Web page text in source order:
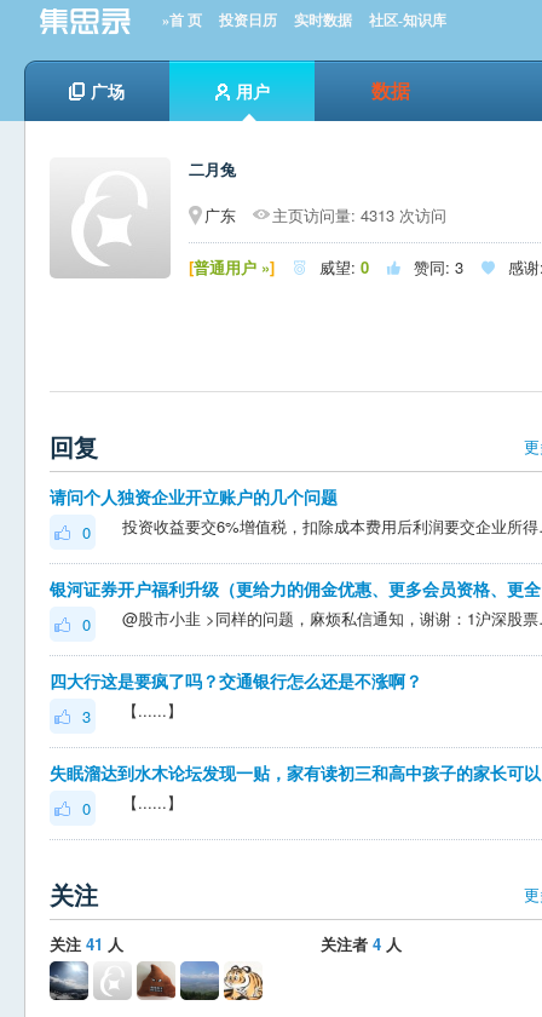
»首 页 投资日历 实时数据 社区-知识库
广场 用户 数据
二月兔
广东
主页访问量: 4313 次访问
[普通用户 »]  威望: 0  赞同: 3  感
回复
请问个人独资企业开立账户的几个问题
0 投资收
0 @股市小韭 >同样的问题，麻烦
四大行这是要疯了吗？交通银行怎么还是不涨啊？
3 【......】
0 【......】
关注
关注 41 人 关注者 4 人